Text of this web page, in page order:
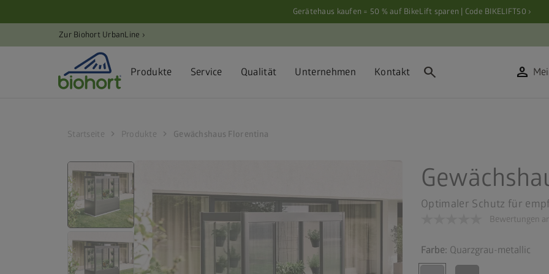
Gerätehaus kaufen = 50 % auf BikeLift sparen | Code BIKELIFT50 ›
Zur Biohort UrbanLine ›
Produkte Service Qualität Unternehmen Kontakt search person
Startseite chevron_right Produkte chevron_right Gewächshaus Florentina
Optimaler Schutz für
Bewertungen
Farbe: Quarzgrau-metallic